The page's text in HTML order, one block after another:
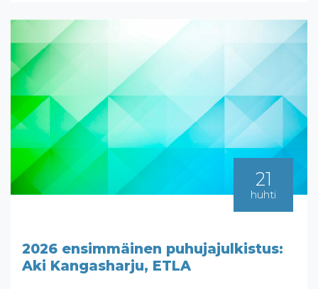
21
huhti
2026 ensimmäinen puhujajulkistus:
Aki Kangasharju, ETLA